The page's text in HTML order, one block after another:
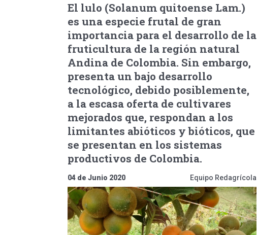
El lulo (Solanum quitoense Lam.)
es una especie frutal de gran
importancia para el desarrollo de la
fruticultura de la región natural
Andina de Colombia. Sin embargo,
presenta un bajo desarrollo
tecnológico, debido posiblemente,
a la escasa oferta de cultivares
mejorados que, respondan a los
limitantes abióticos y bióticos, que
se presentan en los sistemas
productivos de Colombia.
04 de Junio 2020 Equipo Redagrícola